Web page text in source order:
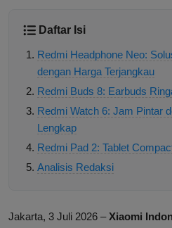
Daftar Isi
Redmi Headphone Neo:
dengan Harga Terjangkau
Redmi Buds 8: Earbuds
Redmi Watch 6: Jam Pintar
Lengkap
Redmi Pad 2: Tablet
Analisis Redaksi
Jakarta, 3 Juli 2026 –Xiaomi